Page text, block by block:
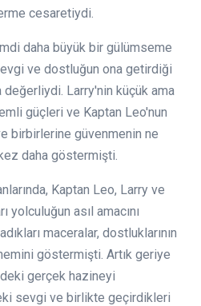
cesaretiydi.
daha büyük bir gülümseme
ve dostluğun ona getirdiği
Larry'nin küçük ama
güçleri ve Kaptan Leo'nun
birbirlerine güvenmenin ne
daha göstermişti.
Kaptan Leo, Larry ve
yolculuğun asıl amacını
maceralar, dostluklarının
göstermişti. Artık geriye
gerçek hazineyi
sevgi ve birlikte geçirdikleri